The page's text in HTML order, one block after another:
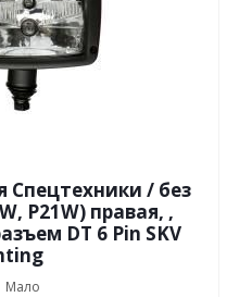
Спецтехники / без
P21W) правая, ,
DT 6 Pin SKV
Мало